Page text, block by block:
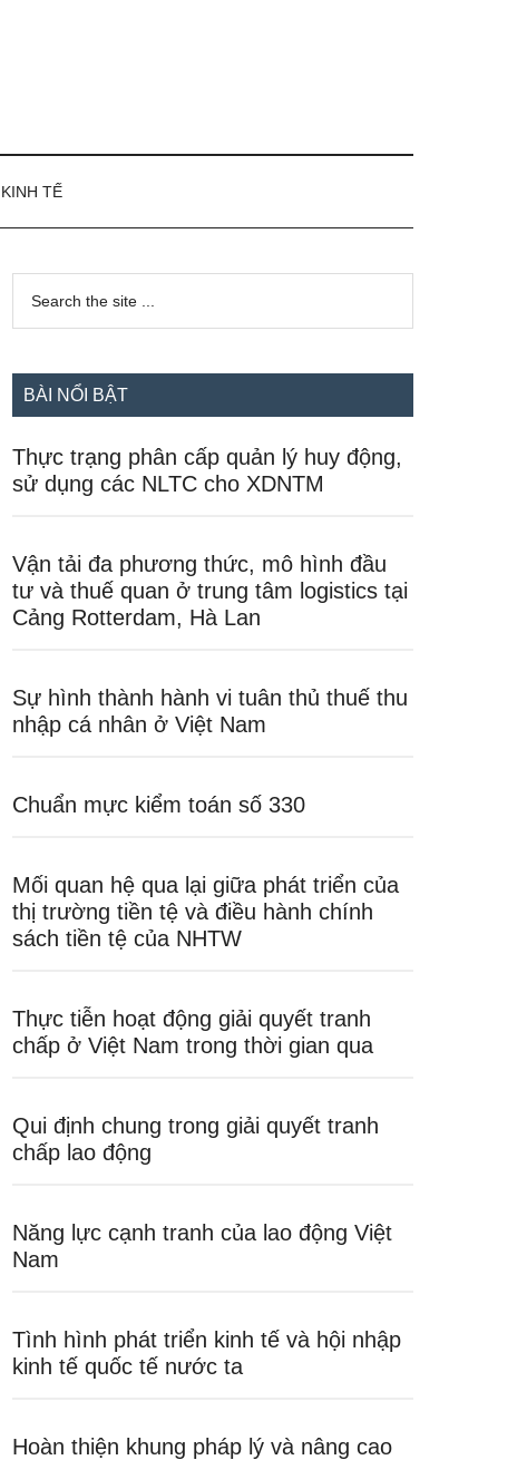
KINH TẾ
Sidebar
chính
...
BÀI NỔI BẬT
Thực trạng phân cấp quản lý huy động,
sử dụng các NLTC cho XDNTM
Vận tải đa phương thức, mô hình đầu
tư và thuế quan ở trung tâm logistics tại
Cảng Rotterdam, Hà Lan
Sự hình thành hành vi tuân thủ thuế thu
nhập cá nhân ở Việt Nam
Chuẩn mực kiểm toán số 330
Mối quan hệ qua lại giữa phát triển của
thị trường tiền tệ và điều hành chính
sách tiền tệ của NHTW
Thực tiễn hoạt động giải quyết tranh
chấp ở Việt Nam trong thời gian qua
Qui định chung trong giải quyết tranh
chấp lao động
Năng lực cạnh tranh của lao động Việt
Nam
Tình hình phát triển kinh tế và hội nhập
kinh tế quốc tế nước ta
Hoàn thiện khung pháp lý và nâng cao